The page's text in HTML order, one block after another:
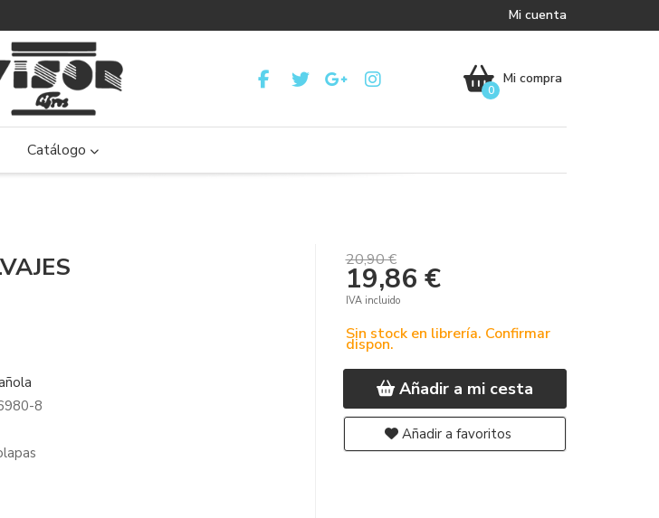
Mi cuenta
Mi compra
0
Catálogo
8
20,90 €
19,86 €
IVA incluido
Sin stock en librería. Confirmar
dispon.
Añadir a mi cesta
Añadir a favoritos